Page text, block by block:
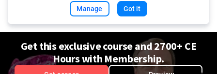
Manage
Got it
Get this exclusive course and 2700+ CE
Hours with Membership.